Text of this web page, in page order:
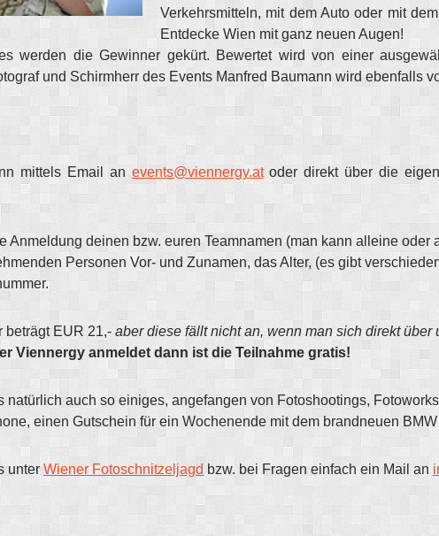
Verkehrsmitteln, mit dem Auto oder mit
Entdecke Wien mit ganz neuen Augen!
werden die Gewinner gekürt. Bewertet wird von einer
und Schirmherr des Events Manfred Baumann wird ebenfalls
mittels Email an events@viennergy.atoder direkt über die
Anmeldung deinen bzw. euren Teamnamen (man kann alleine oder
Personen Vor- und Zunamen, das Alter, (es gibt
beträgt EUR 21,- aber diese fällt nicht an, wenn man sich direkt über
Viennergy anmeldet dann ist die Teilnahme gratis!
natürlich auch so einiges, angefangen von Fotoshootings,
einen Gutschein für ein Wochenende mit dem brandneuen
unterWiener Fotoschnitzeljagd bzw. bei Fragen einfach ein Mail an